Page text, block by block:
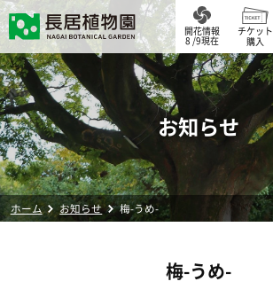
開花情報
8 /9現在
チケット
購入
お知らせ
ホーム お知らせ 梅-うめ-
梅-うめ-